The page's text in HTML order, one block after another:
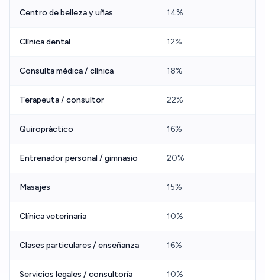
Centro de belleza y uñas 14%
Clínica dental 12%
Consulta médica / clínica 18%
Terapeuta / consultor 22%
Quiropráctico 16%
Entrenador personal / gimnasio 20%
Masajes 15%
Clínica veterinaria 10%
Clases particulares / enseñanza 16%
Servicios legales / consultoría 10%